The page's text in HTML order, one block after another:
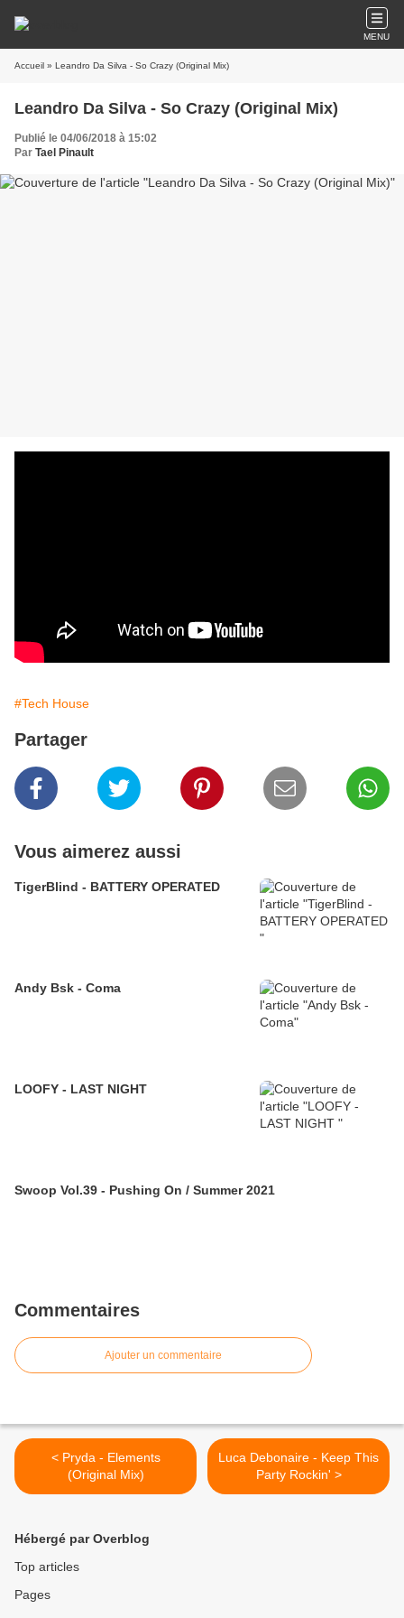
MENU
Accueil » Leandro Da Silva - So Crazy (Original Mix)
Leandro Da Silva - So Crazy (Original Mix)
Publié le 04/06/2018 à 15:02
Par Tael Pinault
#Tech House
Partager
Vous aimerez aussi
TigerBlind - BATTERY OPERATED
Andy Bsk - Coma
LOOFY - LAST NIGHT
Swoop Vol.39 - Pushing On / Summer 2021
Commentaires
Ajouter un commentaire
< Pryda - Elements
(Original Mix)
Luca Debonaire - Keep This
Party Rockin' >
Hébergé par Overblog
Top articles
Pages